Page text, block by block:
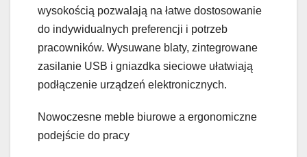
wysokością pozwalają na łatwe dostosowanie
do indywidualnych preferencji i potrzeb
pracowników. Wysuwane blaty, zintegrowane
zasilanie USB i gniazdka sieciowe ułatwiają
podłączenie urządzeń elektronicznych.
Nowoczesne meble biurowe a ergonomiczne
podejście do pracy